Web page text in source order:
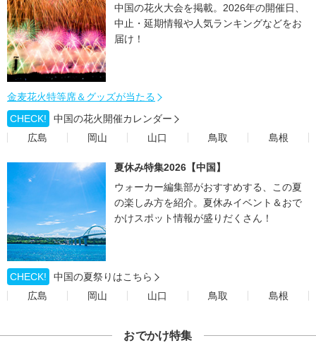
中国の花火大会を掲載。2026年の開催日、
中止・延期情報や人気ランキングなどをお
届け！
金麦花火特等席＆グッズが当たる
CHECK!
中国の花火開催カレンダー
広島
岡山 山口 鳥取 島根
夏休み特集2026【中国】
ウォーカー編集部がおすすめする、この夏
の楽しみ方を紹介。夏休みイベント＆おで
かけスポット情報が盛りだくさん！
CHECK!
中国の夏祭りはこちら
広島
岡山 山口 鳥取 島根
おでかけ特集